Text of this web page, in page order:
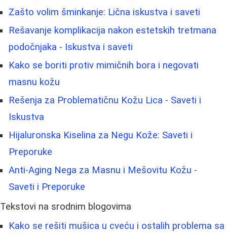
Zašto volim šminkanje: Lična iskustva i saveti
Rešavanje komplikacija nakon estetskih tretmana
podočnjaka - Iskustva i saveti
Kako se boriti protiv mimičnih bora i negovati
masnu kožu
Rešenja za Problematičnu Kožu Lica - Saveti i
Iskustva
Hijaluronska Kiselina za Negu Kože: Saveti i
Preporuke
Anti-Aging Nega za Masnu i Mešovitu Kožu -
Saveti i Preporuke
Tekstovi na srodnim blogovima
Kako se rešiti mušica u cveću i ostalih problema sa